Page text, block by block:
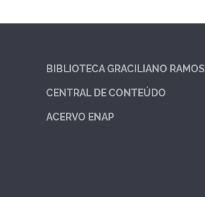
BIBLIOTECA GRACILIANO RAMOS
CENTRAL DE CONTEÚDO
ACERVO ENAP